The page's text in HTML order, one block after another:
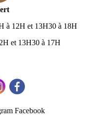
à 12H et 13H30 à 18H
et 13H30 à 17H
Facebook